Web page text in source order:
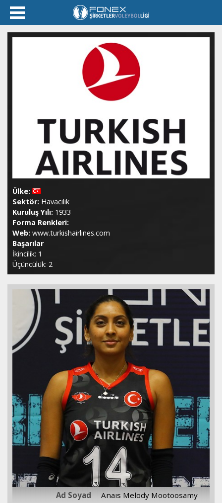
Ülke:
Sektör: Havacılık
Kuruluş Yılı: 1933
Forma Renkleri:
Web: www.turkishairlines.com
Başarılar
İkincilik: 1
Üçüncülük: 2
Ad Soyad
Anaıs Melody Mootoosamy